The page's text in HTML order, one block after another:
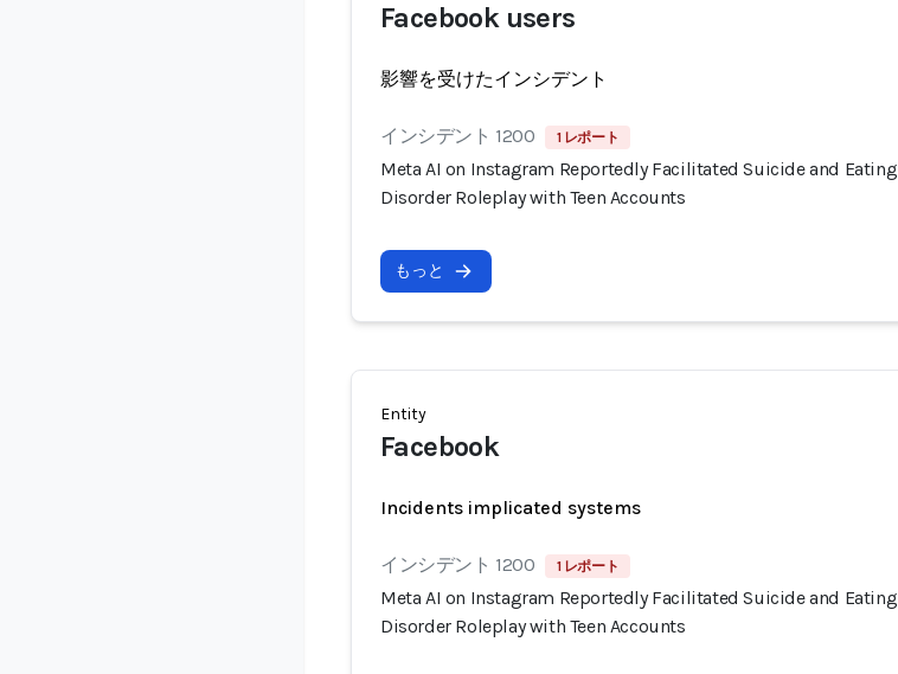
Facebook users
影響を受けたインシデント
インシデント 1200 1 レポート
Meta AI on Instagram Reportedly Facilitated Suicide and Eating
Disorder Roleplay with Teen Accounts
もっと
Entity
Facebook
Incidents implicated systems
インシデント 1200 1 レポート
Meta AI on Instagram Reportedly Facilitated Suicide and Eating
Disorder Roleplay with Teen Accounts